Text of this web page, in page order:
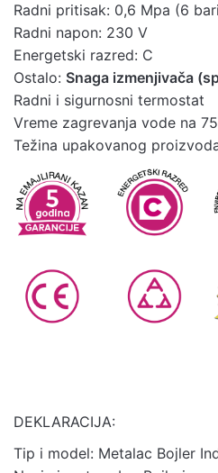
Radni pritisak: 0,6 Mpa (6
Radni napon: 230 V
Energetski razred: C
Ostalo: Snaga izmenjivača
Radni i sigurnosni termostat
Vreme zagrevanja vode na
Težina upakovanog
DEKLARACIJA:
Tip i model: Metalac Bojler
bojlera